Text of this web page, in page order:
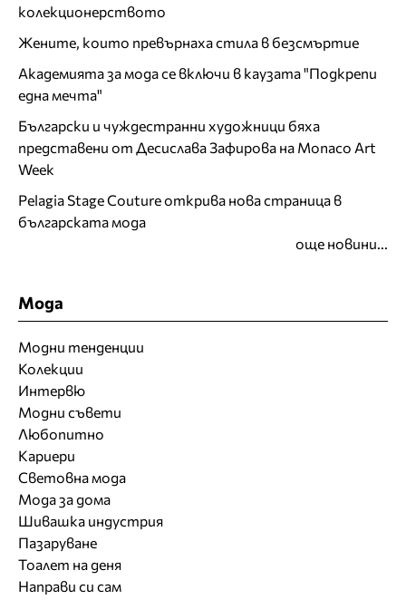
колекционерството
Жените, които превърнаха стила в безсмъртие
Академията за мода се включи в каузата "Подкрепи
една мечта"
Български и чуждестранни художници бяха
представени от Десислава Зафирова на Monaco Art
Week
Pelagia Stage Couture открива нова страница в
българската мода
още новини...
Мода
Модни тенденции
Колекции
Интервю
Модни съвети
Любопитно
Кариери
Световна мода
Мода за дома
Шивашка индустрия
Пазаруване
Тоалет на деня
Направи си сам